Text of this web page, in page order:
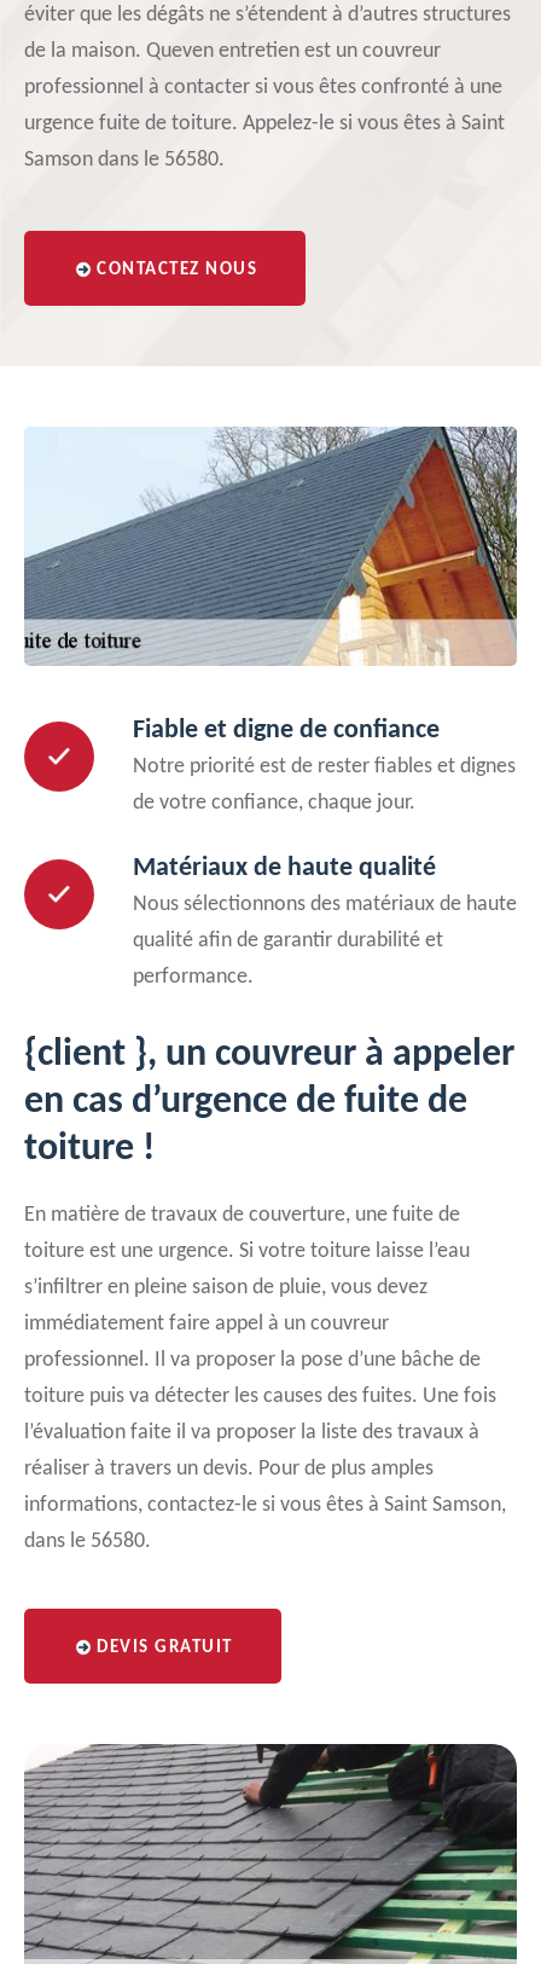
éviter que les dégâts ne s’étendent à d’autres structures
de la maison. Queven entretien est un couvreur
professionnel à contacter si vous êtes confronté à une
urgence fuite de toiture. Appelez-le si vous êtes à Saint
Samson dans le 56580.
CONTACTEZ NOUS
Fiable et digne de confiance
Notre priorité est de rester fiables et dignes
de votre confiance, chaque jour.
Matériaux de haute qualité
Nous sélectionnons des matériaux de haute
qualité afin de garantir durabilité et
performance.
{client }, un couvreur à appeler
en cas d’urgence de fuite de
toiture !
En matière de travaux de couverture, une fuite de
toiture est une urgence. Si votre toiture laisse l’eau
s’infiltrer en pleine saison de pluie, vous devez
immédiatement faire appel à un couvreur
professionnel. Il va proposer la pose d’une bâche de
toiture puis va détecter les causes des fuites. Une fois
l’évaluation faite il va proposer la liste des travaux à
réaliser à travers un devis. Pour de plus amples
informations, contactez-le si vous êtes à Saint Samson,
dans le 56580.
DEVIS GRATUIT